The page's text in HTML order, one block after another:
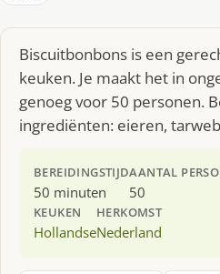
Biscuitbonbons is een
keuken. Je maakt het in
genoeg voor 50 personen.
ingrediënten: eieren,
BEREIDINGSTIJD
50 minuten
AANTAL
50
KEUKEN
Hollandse
HERKOMST
Nederland